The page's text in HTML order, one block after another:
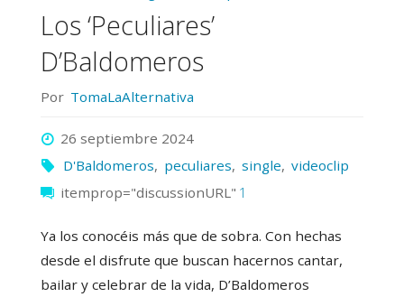
Los ‘Peculiares’
D’Baldomeros
Por TomaLaAlternativa
26 septiembre 2024
D'Baldomeros, peculiares, single, videoclip
itemprop="discussionURL" 1
Ya los conocéis más que de sobra. Con hechas
desde el disfrute que buscan hacernos cantar,
bailar y celebrar de la vida, D’Baldomeros